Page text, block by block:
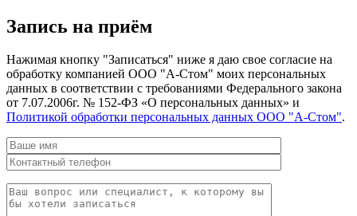
Запись на приём
Нажимая кнопку "Записаться" ниже я даю свое согласие на
обработку компанией ООО "А-Стом" моих персональных
данных в соответствии с требованиями Федерального закона
от 7.07.2006г. № 152-ФЗ «О персональных данных» и
Политикой обработки персональных данных ООО "А-Стом".